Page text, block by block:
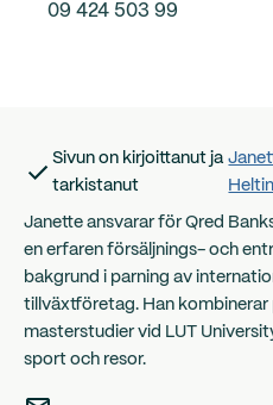
09 424 503 99
Sivun on kirjoittanut ja
tarkistanut
Janette ansvarar för Qred
en erfaren försäljnings- och
bakgrund i parning av
tillväxtföretag. Han kombinerar
masterstudier vid LUT
sport och resor.